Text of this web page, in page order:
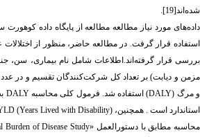
شده‌اند[19].
داده‌های مورد نیاز مطالعه مطالعه از پایگاه داده
استفاده قرار گرفت. در مطالعه حاضر، منظور از
بررسی قرار گرفته‌اند.اطلاعات شامل نام بیماری، سن،
مزمن و دیابت) بر تعداد کل شرکت‌کنندگان تقسیم و در عدد 100 ضرب شد تا شیوع به‌صورت درصدی محاسبه
و مرگ (DALY) استفاده شد. فرمول کلی محاسبه DALY
استاندارد است
همچنین، (Years Lived with Disability)
محاسبه مطابق با دستورالعمل Burden of Disease Study»